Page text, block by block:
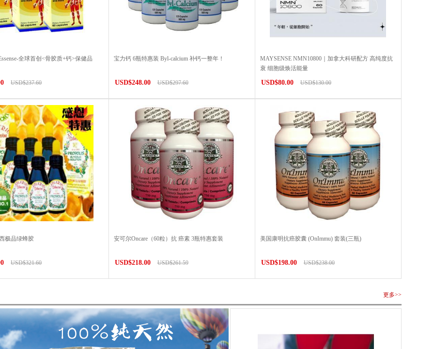
全球首创<骨胶质+钙>保健品
USD$237.60
宝力钙 6瓶特惠装 Byl-calcium 补钙一整年！
USD$248.00 USD$297.60
MAYSENSE NMN10800｜加拿大科研配方 高纯度抗
衰 细胞级焕活能量
USD$80.00 USD$130.00
极品绿蜂胶
USD$321.60
安可尔Oncare（60粒）抗 癌素 3瓶特惠套装
USD$218.00 USD$261.59
美国康明抗癌胶囊 (OnImmu) 套装(三瓶)
USD$198.00 USD$238.00
更多>>